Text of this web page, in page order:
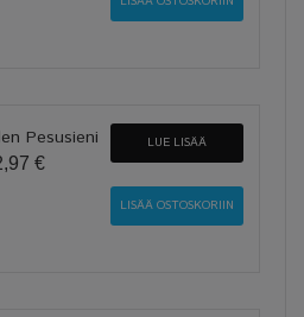
Pesusieni
€
LUE LISÄÄ